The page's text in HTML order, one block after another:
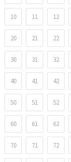
10 11 12
20 21 22
30 31 32
40 41 42
50 51 52
60 61 62
70 71 72